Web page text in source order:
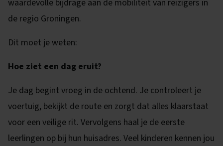
waardevolle bijdrage aan de mobiliteit van reizigers in
de regio Groningen.
Dit moet je weten:
Hoe ziet een dag eruit?
Je dag begint vroeg in de ochtend. Je controleert je
voertuig, bekijkt de route en zorgt dat alles klaarstaat
voor een veilige rit. Vervolgens haal je de eerste
leerlingen op bij hun huisadres. Veel kinderen kennen jou